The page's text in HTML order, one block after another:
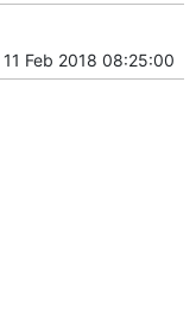
11 Feb 2018 08:25:00